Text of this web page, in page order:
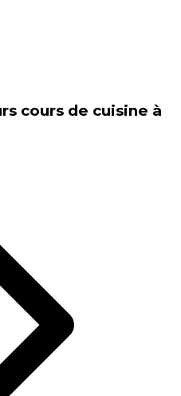
cours de cuisine à